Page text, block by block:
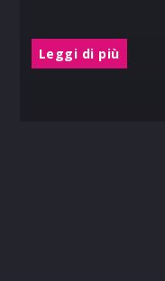
Leggi di più